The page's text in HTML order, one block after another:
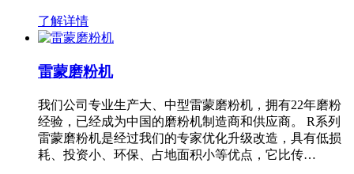
了解详情
雷蒙磨粉机
我们公司专业生产大、中型雷蒙磨粉机，拥有22年磨粉
经验，已经成为中国的磨粉机制造商和供应商。 R系列
雷蒙磨粉机是经过我们的专家优化升级改造，具有低损
耗、投资小、环保、占地面积小等优点，它比传…